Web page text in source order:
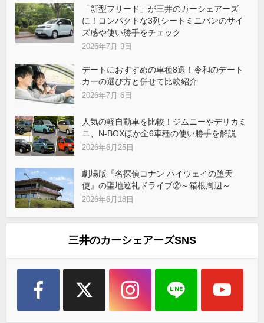
「新型フリード」が三井のカーシェアーズ
に！コンパクトな3列シートミニバンのサイ
ズ感や使い勝手をチェック
2026年7月 9日
デートにおすすめの車種8選！令和のデート
カーの選び方と併せて比較紹介
2026年7月 6日
人気の軽自動車を比較！ジムニーやデリカミ
ニ、N-BOXほか全6車種の使い勝手を解説
2026年6月25日
劇場版『名探偵コナン ハイウェイの堕天
使』の聖地巡礼ドライブ②～箱根周辺～
2026年6月18日
三井のカーシェアーズSNS